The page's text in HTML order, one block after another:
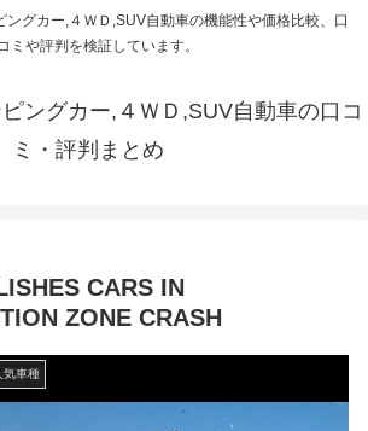
グカー,４ＷＤ,SUV自動車の機能性や価格比較、口
ミや評判を検証しています。
ングカー,４ＷＤ,SUV自動車の口コ
ミ・評判まとめ
CARS IN
ZONE CRASH
気車種